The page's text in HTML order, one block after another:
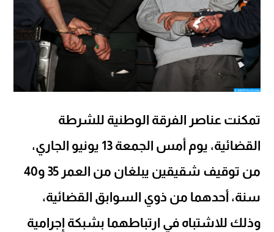
تمكنت عناصر الفرقة الوطنية للشرطة
القضائية، يوم أمس الجمعة 13 يونيو الجاري،
من توقيف شقيقين يبلغان من العمر 35 و40
سنة، أحدهما من ذوي السوابق القضائية،
وذلك للاشتباه في ارتباطهما بشبكة إجرامية